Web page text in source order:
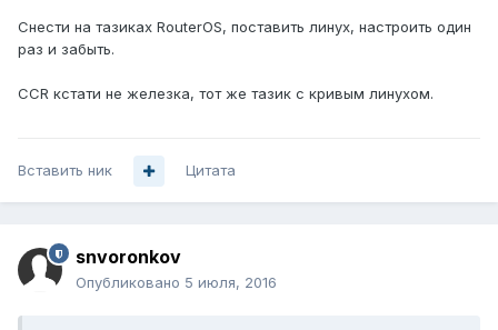
Снести на тазиках RouterOS, поставить линух, настроить один
раз и забыть.
CCR кстати не железка, тот же тазик с кривым линухом.
Вставить ник Цитата
snvoronkov
Опубликовано 5 июля, 2016